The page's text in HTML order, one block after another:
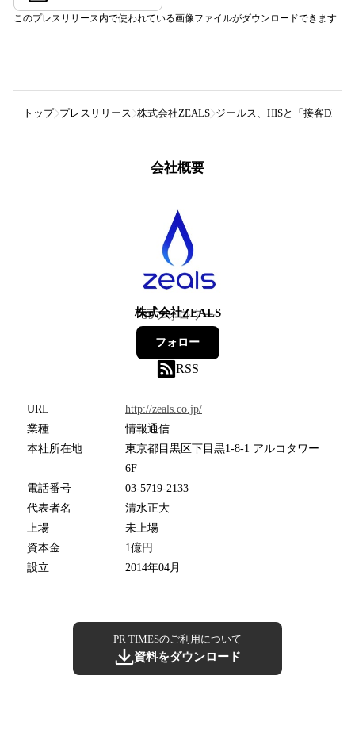
このプレスリリース内で使われている画像ファイルがダウンロードできます
トップ プレスリリース 株式会社ZEALS ジールス、HISと「接客DX (
会社概要
株式会社ZEALS
39フォロワー
フォロー
RSS
URL
http://zeals.co.jp/
業種
情報通信
本社所在地
東京都目黒区下目黒1-8-1 アルコタワー
6F
電話番号
03-5719-2133
代表者名
清水正大
上場
未上場
資本金
1億円
設立
2014年04月
PR TIMESのご利用について
資料をダウンロード